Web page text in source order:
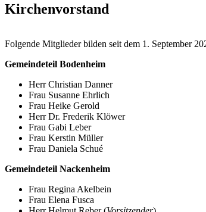
Kirchenvorstand
Folgende Mitglieder bilden seit dem 1. September
Gemeindeteil Bodenheim
Herr Christian Danner
Frau Susanne Ehrlich
Frau Heike Gerold
Herr Dr. Frederik Klöwer
Frau Gabi Leber
Frau Kerstin Müller
Frau Daniela Schué
Gemeindeteil Nackenheim
Frau Regina Akelbein
Frau Elena Fusca